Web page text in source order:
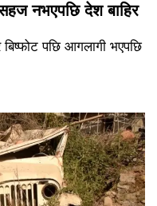
नभएपछि देश बाहिर
पछि आगलागी भएपछि